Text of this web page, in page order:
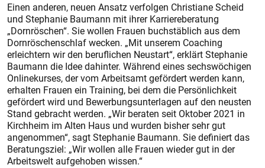
Einen anderen, neuen Ansatz verfolgen Christiane Scheid
und Stephanie Baumann mit ihrer Karriereberatung
„Dornröschen“. Sie wollen Frauen buchstäblich aus dem
Dornröschenschlaf wecken. „Mit unserem Coaching
erleichtern wir den beruflichen Neustart“, erklärt Stephanie
Baumann die Idee dahinter. Während eines sechswöchigen
Onlinekurses, der vom Arbeitsamt gefördert werden kann,
erhalten Frauen ein Training, bei dem die Persönlichkeit
gefördert wird und Bewerbungsunterlagen auf den neusten
Stand gebracht werden. „Wir beraten seit Oktober 2021 in
Kirchheim im Alten Haus und wurden bisher sehr gut
angenommen“, sagt Stephanie Baumann. Sie definiert das
Beratungsziel: „Wir wollen alle Frauen wieder gut in der
Arbeitswelt aufgehoben wissen.“